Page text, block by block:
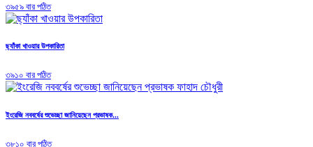
৩৯৫৯ বার পঠিত
ছ্যাঁকা খাওয়ার উপকারিতা
৩৯১০ বার পঠিত
ইংরেজি নববর্ষের শুভেচ্ছা জানিয়েছেন প্রভাষক...
৩৮১০ বার পঠিত